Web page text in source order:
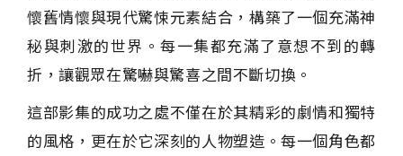
懷舊情懷與現代驚悚元素結合，構築了一個充滿神
秘與刺激的世界。每一集都充滿了意想不到的轉
折，讓觀眾在驚嚇與驚喜之間不斷切換。
這部影集的成功之處不僅在於其精彩的劇情和獨特
的風格，更在於它深刻的人物塑造。每一個角色都